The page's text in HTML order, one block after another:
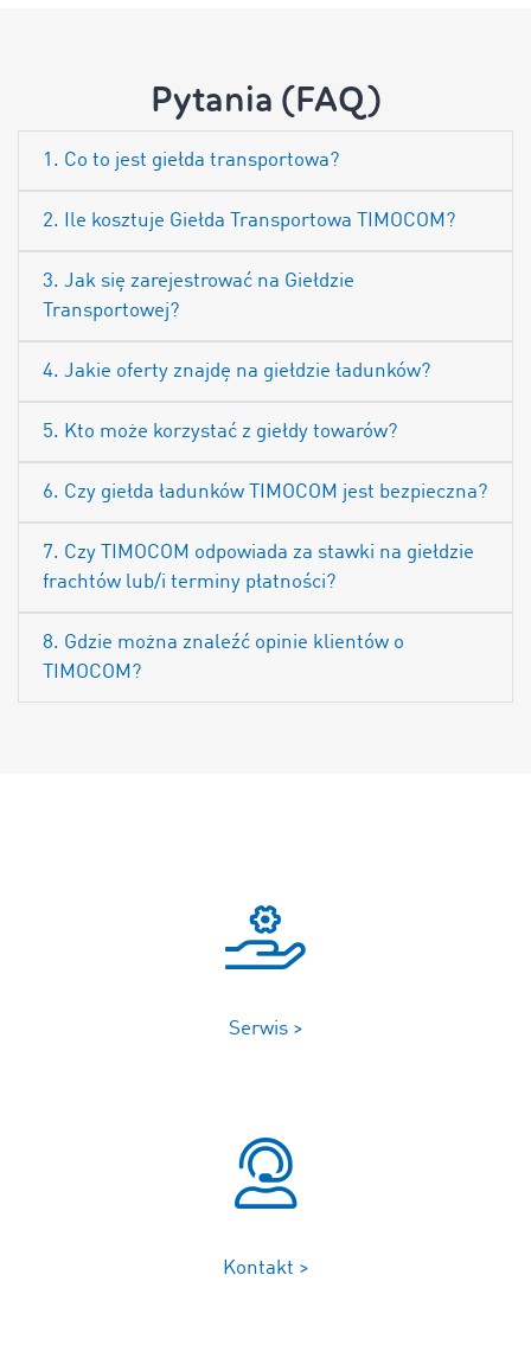
Pytania (FAQ)
1. Co to jest giełda transportowa?
2. Ile kosztuje Giełda Transportowa TIMOCOM?
3. Jak się zarejestrować na Giełdzie
Transportowej?
4. Jakie oferty znajdę na giełdzie ładunków?
5. Kto może korzystać z giełdy towarów?
6. Czy giełda ładunków TIMOCOM jest bezpieczna?
7. Czy TIMOCOM odpowiada za stawki na giełdzie
frachtów lub/i terminy płatności?
8. Gdzie można znaleźć opinie klientów o
TIMOCOM?
Serwis >
Kontakt >